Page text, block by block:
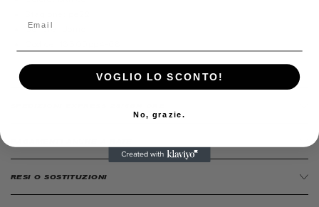
Genere:
RESI O SOSTITUZIONI
VOGLIO LO SCONTO!
No, grazie.